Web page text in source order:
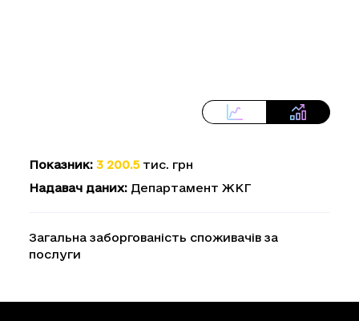
Показник: 3 200.5 тис. грн
Надавач даних: Департамент ЖКГ
Загальна заборгованість споживачів за
послуги